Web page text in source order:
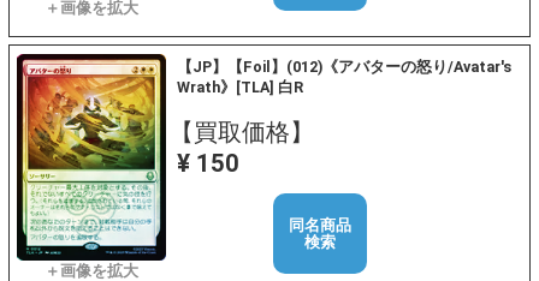
【JP】【Foil】(012)《アバターの怒り/Avatar's
Wrath》[TLA] 白R
【買取価格】
¥ 150
同名商品
検索